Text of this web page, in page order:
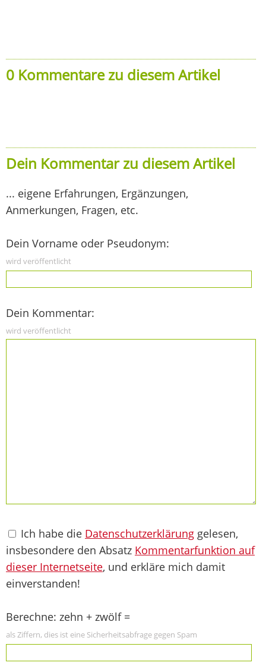
0 Kommentare zu diesem Artikel
Dein Kommentar zu diesem Artikel
... eigene Erfahrungen, Ergänzungen,
Anmerkungen, Fragen, etc.
Dein Vorname oder Pseudonym:
wird veröffentlicht
Dein Kommentar:
wird veröffentlicht
Ich habe die Datenschutzerklärung gelesen,
insbesondere den Absatz Kommentarfunktion auf
dieser Internetseite, und erkläre mich damit
einverstanden!
Berechne: zehn + zwölf =
als Ziffern, dies ist eine Sicherheitsabfrage gegen Spam